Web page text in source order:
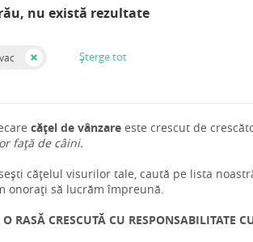
nu există rezultate
Șterge tot
cățel de vânzare este crescut de
față de câini.
cățelul visurilor tale, caută pe lista
onorați să lucrăm împreună.
O RASĂ CRESCUTĂ CU RESPONSABILITATE